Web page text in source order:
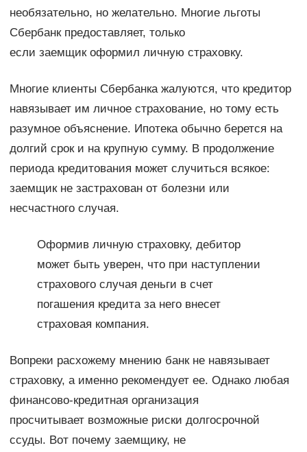
необязательно, но желательно. Многие льготы
Сбербанк предоставляет, только
если заемщик оформил личную страховку.
Многие клиенты Сбербанка жалуются, что кредитор
навязывает им личное страхование, но тому есть
разумное объяснение. Ипотека обычно берется на
долгий срок и на крупную сумму. В продолжение
периода кредитования может случиться всякое:
заемщик не застрахован от болезни или
несчастного случая.
Оформив личную страховку, дебитор
может быть уверен, что при наступлении
страхового случая деньги в счет
погашения кредита за него внесет
страховая компания.
Вопреки расхожему мнению банк не навязывает
страховку, а именно рекомендует ее. Однако любая
финансово-кредитная организация
просчитывает возможные риски долгосрочной
ссуды. Вот почему заемщику, не